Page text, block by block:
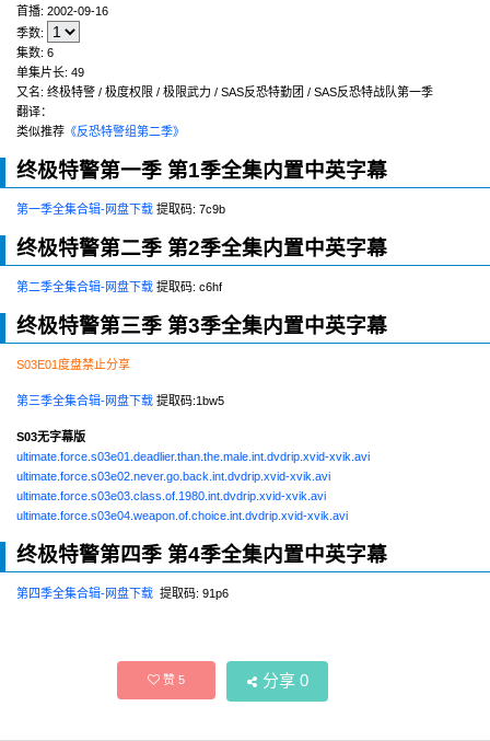
首播: 2002-09-16
季数:
集数: 6
单集片长: 49
又名: 终极特警 / 极度权限 / 极限武力 / SAS反恐特勤团 / SAS反恐特战队第一季
翻译：
类似推荐 《反恐特警组第二季》
终极特警第一季 第1季全集内置中英字幕
第一季全集合辑-网盘下载 提取码: 7c9b
终极特警第二季 第2季全集内置中英字幕
第二季全集合辑-网盘下载 提取码: c6hf
终极特警第三季 第3季全集内置中英字幕
S03E01度盘禁止分享
第三季全集合辑-网盘下载 提取码:1bw5
S03无字幕版
ultimate.force.s03e01.deadlier.than.the.male.int.dvdrip.xvid-xvik.avi
ultimate.force.s03e02.never.go.back.int.dvdrip.xvid-xvik.avi
ultimate.force.s03e03.class.of.1980.int.dvdrip.xvid-xvik.avi
ultimate.force.s03e04.weapon.of.choice.int.dvdrip.xvid-xvik.avi
终极特警第四季 第4季全集内置中英字幕
第四季全集合辑-网盘下载 提取码: 91p6
赞5 分享 0